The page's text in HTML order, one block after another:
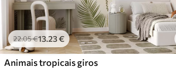
Standard
45.00 27.00 /m²
Vinil Premium
65.0039.00€/m²
22.05€13.23€
Animais tropicais giros